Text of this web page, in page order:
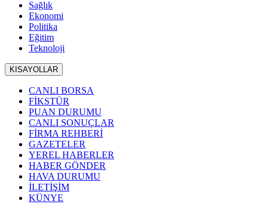
Sağlık
Ekonomi
Politika
Eğitim
Teknoloji
KISAYOLLAR
CANLI BORSA
FİKSTÜR
PUAN DURUMU
CANLI SONUÇLAR
FİRMA REHBERİ
GAZETELER
YEREL HABERLER
HABER GÖNDER
HAVA DURUMU
İLETİŞİM
KÜNYE